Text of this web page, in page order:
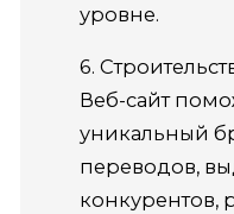
уровне.
6.
Веб-сайт
уникальный
переводов,
конкурентов,